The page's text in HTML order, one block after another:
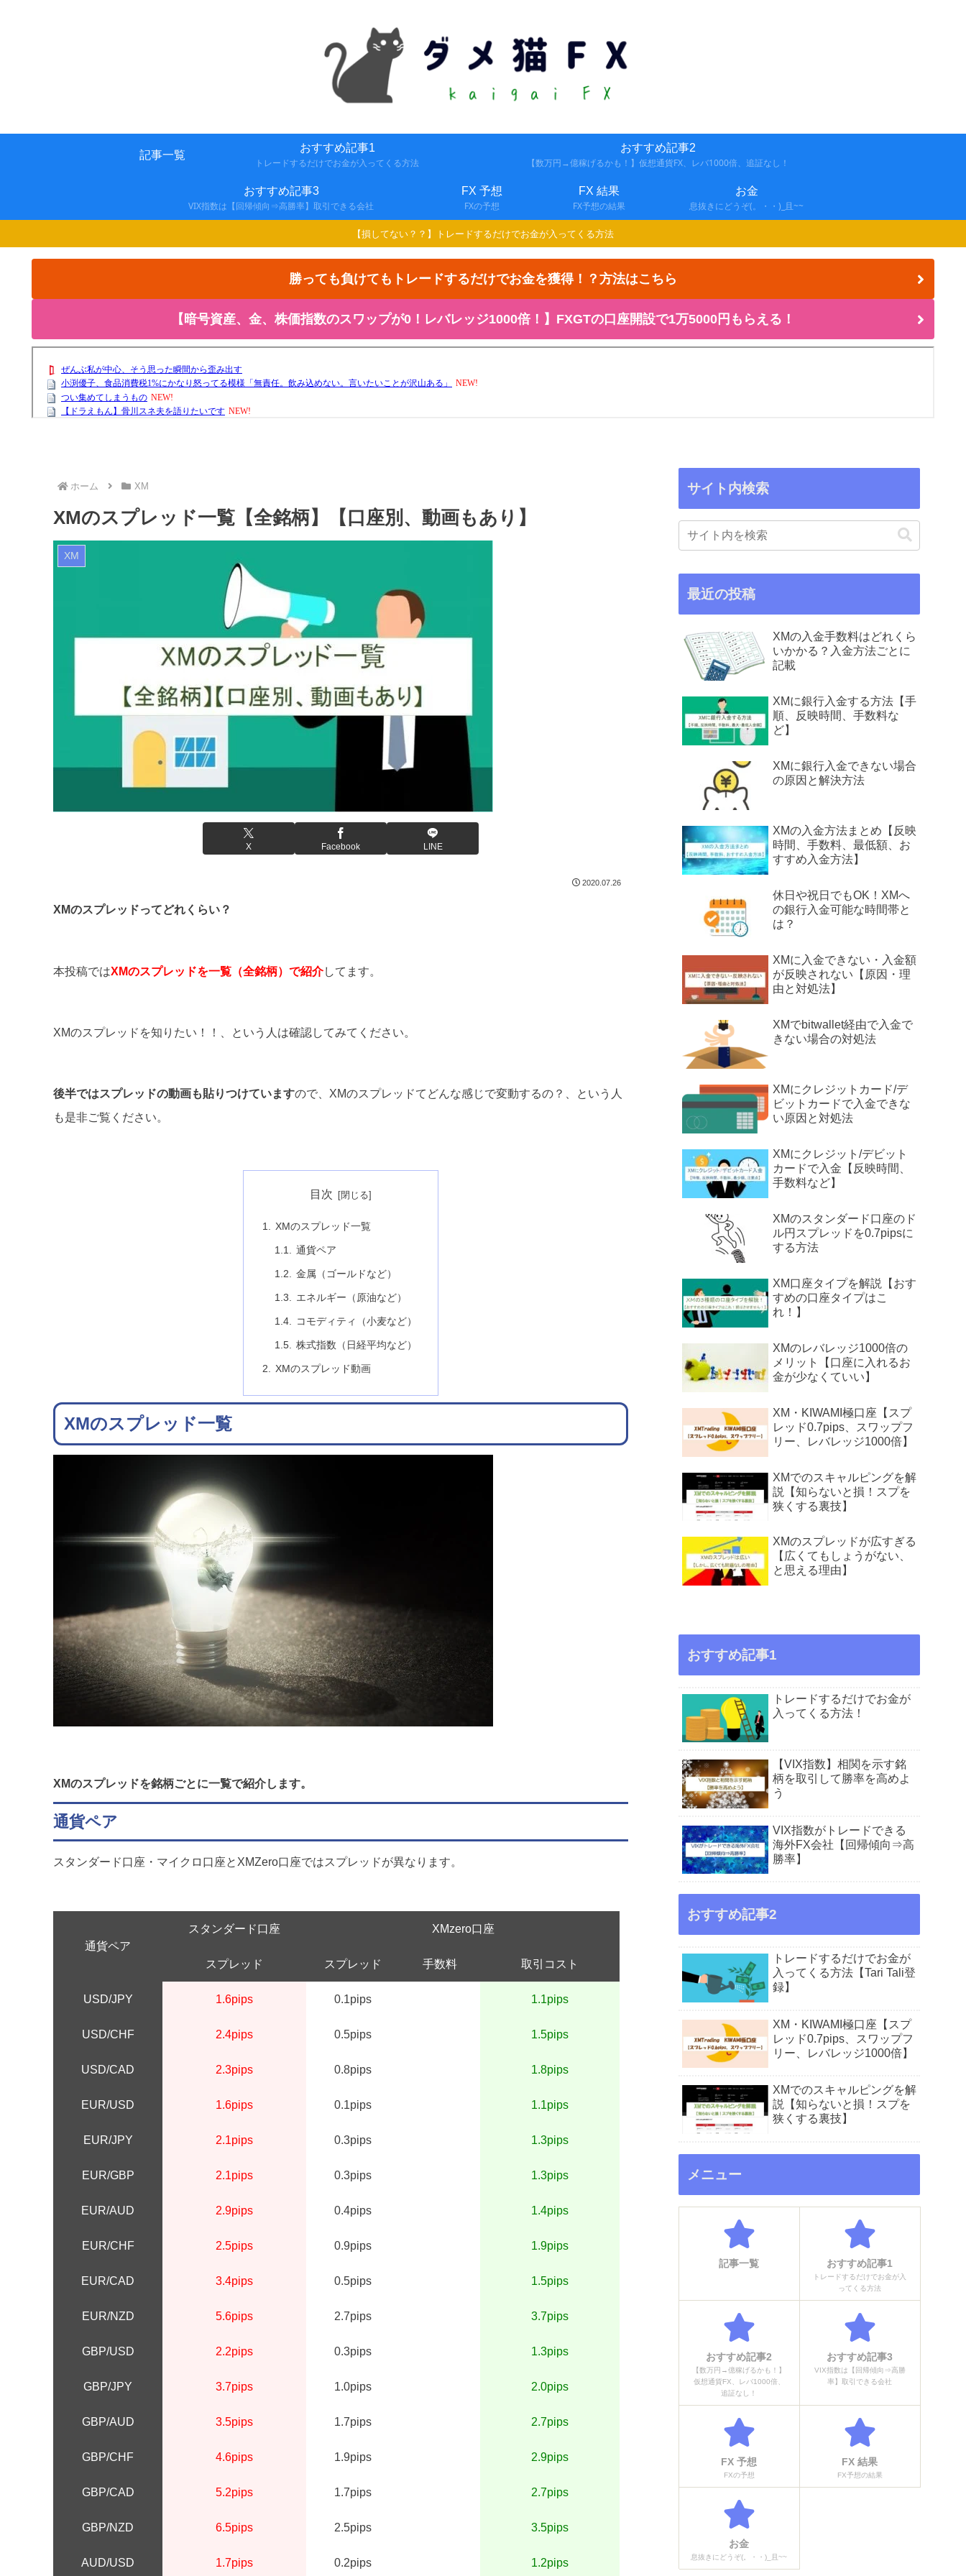
記事一覧
おすすめ記事1
トレードするだけでお金が入ってくる方法
おすすめ記事2
【数万円→億稼げるかも！】仮想通貨FX、レバ1000倍、追証なし！
おすすめ記事3
VIX指数は【回帰傾向⇒高勝率】取引できる会社
FX 予想
FXの予想
FX 結果
FX予想の結果
お金
息抜きにどうぞ(。・・)_且~~
【損してない？？】トレードするだけでお金が入ってくる方法
勝っても負けてもトレードするだけでお金を獲得！？方法はこちら
【暗号資産、金、株価指数のスワップが0！レバレッジ1000倍！】FXGTの口座開設で1万5000円もらえる！
ホーム XM
XMのスプレッド一覧【全銘柄】【口座別、動画もあり】
XM
X Facebook LINE
2020.07.26
XMのスプレッドってどれくらい？
本投稿ではXMのスプレッドを一覧（全銘柄）で紹介してます。
XMのスプレッドを知りたい！！、という人は確認してみてください。
後半ではスプレッドの動画も貼りつけていますので、XMのスプレッドてどんな感じで変動するの？、という人
も是非ご覧ください。
目次
XMのスプレッド一覧
通貨ペア
金属（ゴールドなど）
エネルギー（原油など）
コモディティ（小麦など）
株式指数（日経平均など）
XMのスプレッド動画
XMのスプレッド一覧
XMのスプレッドを銘柄ごとに一覧で紹介します。
通貨ペア
スタンダード口座・マイクロ口座とXMZero口座ではスプレッドが異なります。
通貨ペア
スタンダード口座 XMzero口座
スプレッド スプレッド 手数料 取引コスト
USD/JPY 1.6pips 0.1pips 1.1pips
USD/CHF 2.4pips 0.5pips 1.5pips
USD/CAD 2.3pips 0.8pips 1.8pips
EUR/USD 1.6pips 0.1pips 1.1pips
EUR/JPY 2.1pips 0.3pips 1.3pips
EUR/GBP 2.1pips 0.3pips 1.3pips
EUR/AUD 2.9pips 0.4pips 1.4pips
EUR/CHF 2.5pips 0.9pips 1.9pips
EUR/CAD 3.4pips 0.5pips 1.5pips
EUR/NZD 5.6pips 2.7pips 3.7pips
GBP/USD 2.2pips 0.3pips 1.3pips
GBP/JPY 3.7pips 1.0pips 2.0pips
GBP/AUD 3.5pips 1.7pips 2.7pips
GBP/CHF 4.6pips 1.9pips 2.9pips
GBP/CAD 5.2pips 1.7pips 2.7pips
GBP/NZD 6.5pips 2.5pips 3.5pips
AUD/USD 1.7pips 0.2pips 1.2pips
サイト内検索
最近の投稿
XMの入金手数料はどれくら
いかかる？入金方法ごとに
記載
XMに銀行入金する方法【手
順、反映時間、手数料な
ど】
XMに銀行入金できない場合
の原因と解決方法
XMの入金方法まとめ【反映
時間、手数料、最低額、お
すすめ入金方法】
休日や祝日でもOK！XMへ
の銀行入金可能な時間帯と
は？
XMに入金できない・入金額
が反映されない【原因・理
由と対処法】
XMでbitwallet経由で入金で
きない場合の対処法
XMにクレジットカード/デ
ビットカードで入金できな
い原因と対処法
XMにクレジット/デビット
カードで入金【反映時間、
手数料など】
XMのスタンダード口座のド
ル円スプレッドを0.7pipsに
する方法
XM口座タイプを解説【おす
すめの口座タイプはこ
れ！】
XMのレバレッジ1000倍の
メリット【口座に入れるお
金が少なくていい】
XM・KIWAMI極口座【スプ
レッド0.7pips、スワップフ
リー、レバレッジ1000倍】
XMでのスキャルピングを解
説【知らないと損！スプを
狭くする裏技】
XMのスプレッドが広すぎる
【広くてもしょうがない、
と思える理由】
おすすめ記事1
トレードするだけでお金が
入ってくる方法！
【VIX指数】相関を示す銘
柄を取引して勝率を高めよ
う
VIX指数がトレードできる
海外FX会社【回帰傾向⇒高
勝率】
おすすめ記事2
トレードするだけでお金が
入ってくる方法【Tari Tali登
録】
XM・KIWAMI極口座【スプ
レッド0.7pips、スワップフ
リー、レバレッジ1000倍】
XMでのスキャルピングを解
説【知らないと損！スプを
狭くする裏技】
メニュー
記事一覧 おすすめ記事1
トレードするだけでお金が入
ってくる方法
おすすめ記事2
【数万円→億稼げるかも！】
仮想通貨FX、レバ1000倍、
追証なし！
おすすめ記事3
VIX指数は【回帰傾向⇒高勝
率】取引できる会社
FX 予想
FXの予想
FX 結果
FX予想の結果
お金
息抜きにどうぞ(。・・)_且~~